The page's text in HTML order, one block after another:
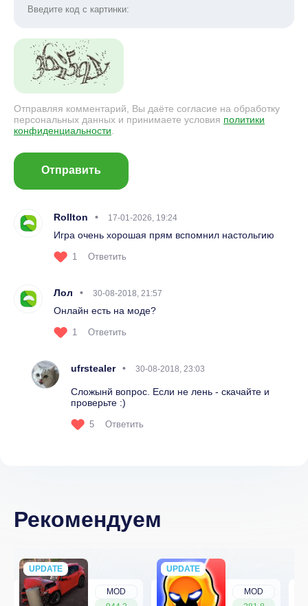
Отправляя комментарий, Вы даёте согласие на обработку
персональных данных и принимаете условия политики
конфиденциальности
Отправить
Rollton 17-01-2026, 19:24
Игра очень хорошая прям вспомнил настольгию
1 Ответить
Лол 30-08-2018, 21:57
Онлайн есть на моде?
1 Ответить
ufrstealer 30-08-2018, 23:03
Сложынй вопрос. Если не лень - скачайте и
проверьте :)
5 Ответить
Рекомендуем
MOD
UPDATE
NEW
MOD
UPDATE
NEW